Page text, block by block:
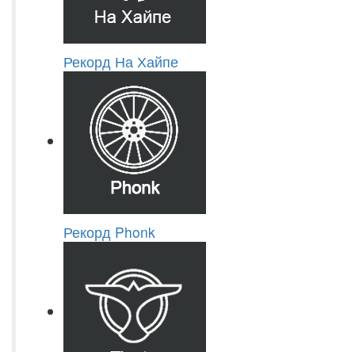
Рекорд На Хайпе
Рекорд Phonk